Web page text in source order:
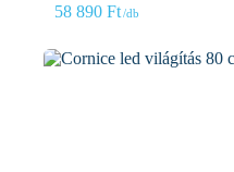
58 890 Ft